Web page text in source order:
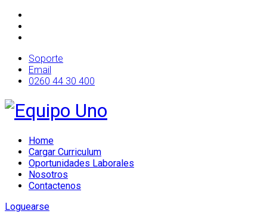
Soporte
Email
0260 44 30 400
Home
Cargar Curriculum
Oportunidades Laborales
Nosotros
Contactenos
Loguearse